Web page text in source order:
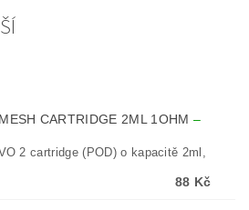
CARTRIDGE 2ML 1OHM –
2 cartridge (POD) o kapacitě 2ml,
88 Kč